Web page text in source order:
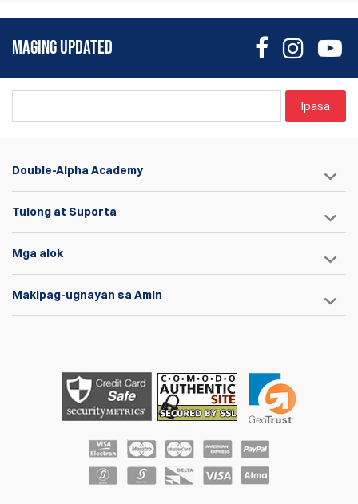
MAGING UPDATED
Ipasa
Double-Alpha Academy
Tulong at Suporta
Mga alok
Makipag-ugnayan sa Amin